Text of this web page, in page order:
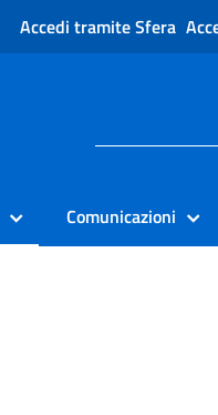
Accedi tramite Sfera
Comunicazioni